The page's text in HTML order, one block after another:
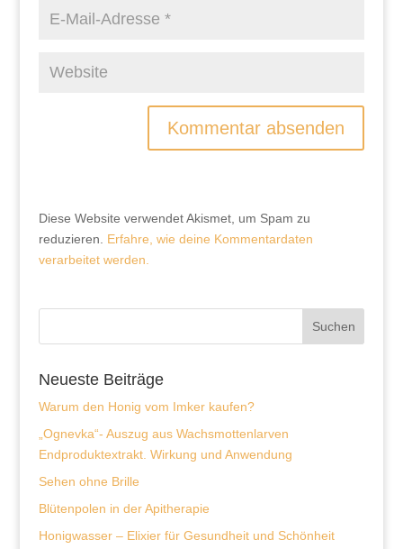
Diese Website verwendet Akismet, um Spam zu
reduzieren. Erfahre, wie deine Kommentardaten
verarbeitet werden.
Neueste Beiträge
Warum den Honig vom Imker kaufen?
„Ognevka“- Auszug aus Wachsmottenlarven
Endproduktextrakt. Wirkung und Anwendung
Sehen ohne Brille
Blütenpolen in der Apitherapie
Honigwasser – Elixier für Gesundheit und Schönheit